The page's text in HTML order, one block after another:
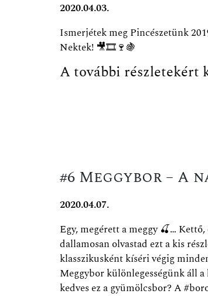
2020.04.03.
Ismerjétek meg Pincészetünk
Nektek! 🎥🎞🍷🍇
A további részletekért
#6 Meggybor –
2020.04.07.
Egy, megérett a meggy🍒… Kettő,
dallamosan olvastad ezt a kis
klasszikusként kíséri végig
Meggybor különlegességünk áll
kedves ez a gyümölcsbor? A